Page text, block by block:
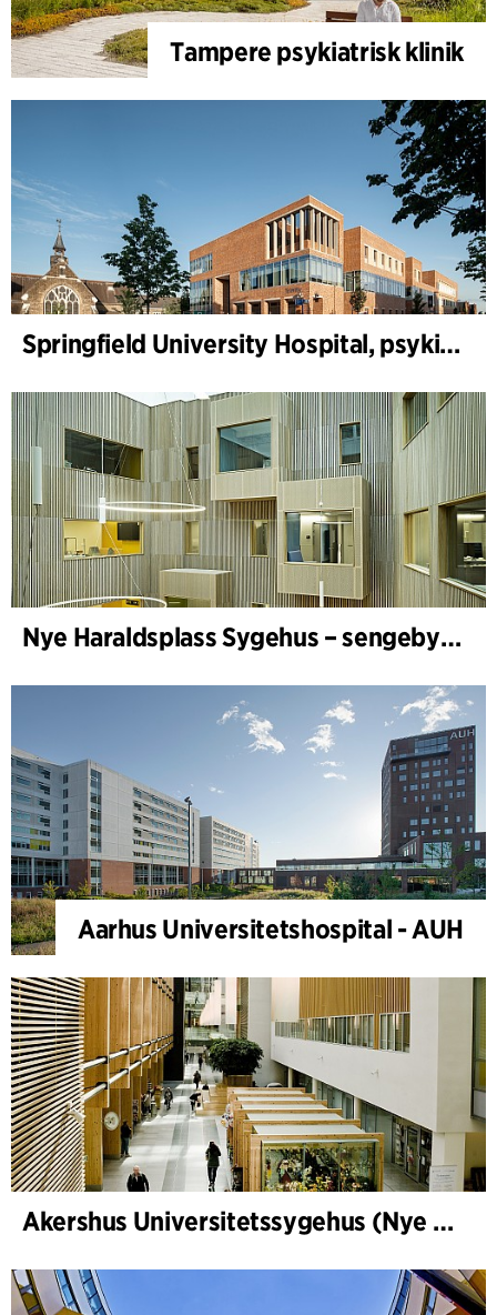
Tampere psykiatrisk klinik
Springfield University Hospital, psykiatri
Nye Haraldsplass Sygehus – sengebygning
Aarhus Universitetshospital - AUH
Akershus Universitetssygehus (Nye Ahus)